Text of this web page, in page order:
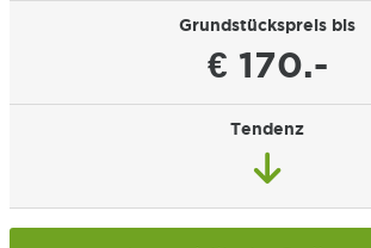
Grundstückspreis bis
€ 170.-
Tendenz